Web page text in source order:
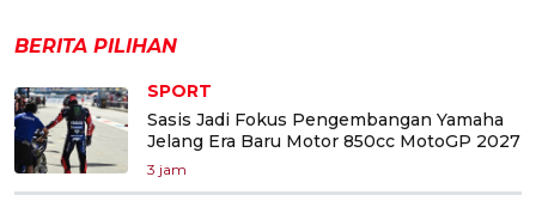
BERITA PILIHAN
SPORT
Sasis Jadi Fokus Pengembangan Yamaha
Jelang Era Baru Motor 850cc MotoGP 2027
3 jam